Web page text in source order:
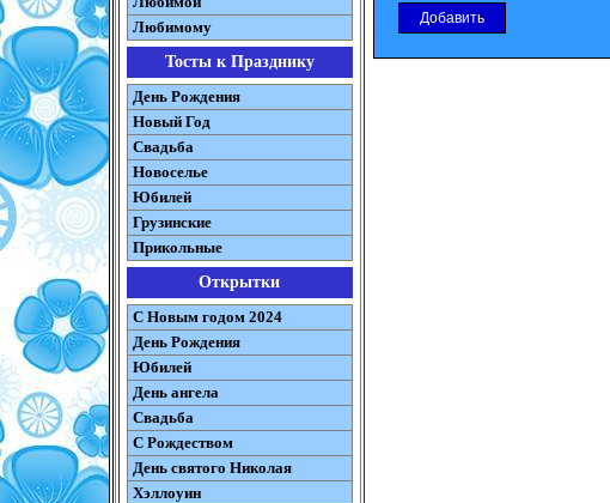
Любимому
Тосты к Празднику
День Рождения
Новый Год
Свадьба
Новоселье
Юбилей
Грузинские
Прикольные
Открытки
С Новым годом 2024
День Рождения
Юбилей
День ангела
Свадьба
С Рождеством
День святого Николая
Хэллоуин